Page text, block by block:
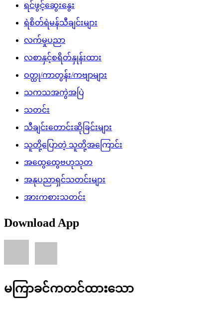
ရင်ဖွင့်ဆွေးနွေး
ရဲစိတ်ရဲမန်သီချင်းများ
လက်မှုပညာ
လစာနှင့်စရိတ်နှုန်းထား
ဝတ္ထု/ကာတွန်း/ကဗျာများ
သကသအကွဲအပြဲ
သတင်း
သီချင်းတောင်းဆိုခြင်းများ
သူတို့ပြောတဲ့ သူတို့အကြောင်း
အထွေထွေဗဟုသုတ
အနုပညာရှင်သတင်းများ
အားကစားသတင်း
Download App
မကြာခင်ကတင်ထားသော